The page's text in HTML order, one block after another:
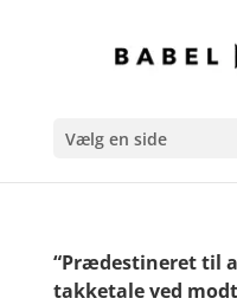
Vælg en side
“Prædestineret til
takketale ved